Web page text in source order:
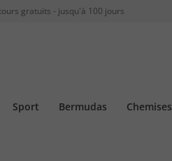
gratuits - jusqu'à 100 jours
Sport Bermudas Chemises